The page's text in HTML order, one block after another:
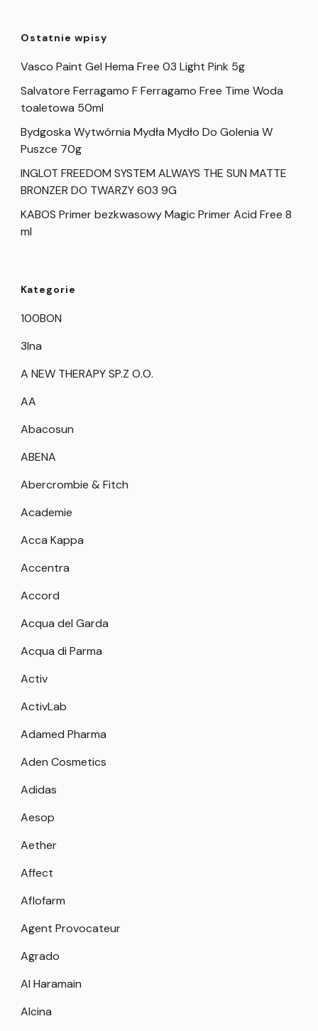
Ostatnie wpisy
Vasco Paint Gel Hema Free 03 Light Pink 5g
Salvatore Ferragamo F Ferragamo Free Time Woda
toaletowa 50ml
Bydgoska Wytwórnia Mydła Mydło Do Golenia W
Puszce 70g
INGLOT FREEDOM SYSTEM ALWAYS THE SUN MATTE
BRONZER DO TWARZY 603 9G
KABOS Primer bezkwasowy Magic Primer Acid Free 8
ml
Kategorie
100BON
3Ina
A NEW THERAPY SP.Z O.O.
AA
Abacosun
ABENA
Abercrombie & Fitch
Academie
Acca Kappa
Accentra
Accord
Acqua del Garda
Acqua di Parma
Activ
ActivLab
Adamed Pharma
Aden Cosmetics
Adidas
Aesop
Aether
Affect
Aflofarm
Agent Provocateur
Agrado
Al Haramain
Alcina